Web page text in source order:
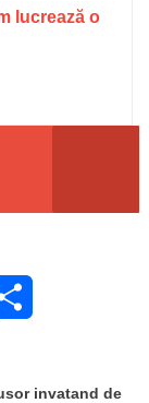
lucrează o
invatand de